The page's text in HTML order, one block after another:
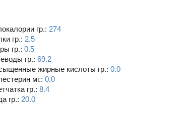
гр.: 274
гр.: 2.5
гр.: 0.5
гр.: 69.2
жирные кислоты гр.: 0.0
мг.: 0.0
гр.: 8.4
гр.: 20.0